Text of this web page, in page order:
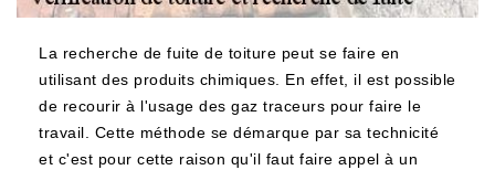
La recherche de fuite de toiture peut se faire en
utilisant des produits chimiques. En effet, il est possible
de recourir à l'usage des gaz traceurs pour faire le
travail. Cette méthode se démarque par sa technicité
et c'est pour cette raison qu'il faut faire appel à un